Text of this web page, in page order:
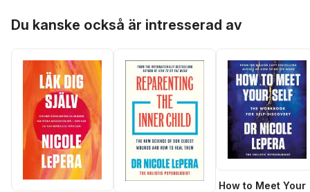
Du kanske också är intresserad av
How to Meet Your